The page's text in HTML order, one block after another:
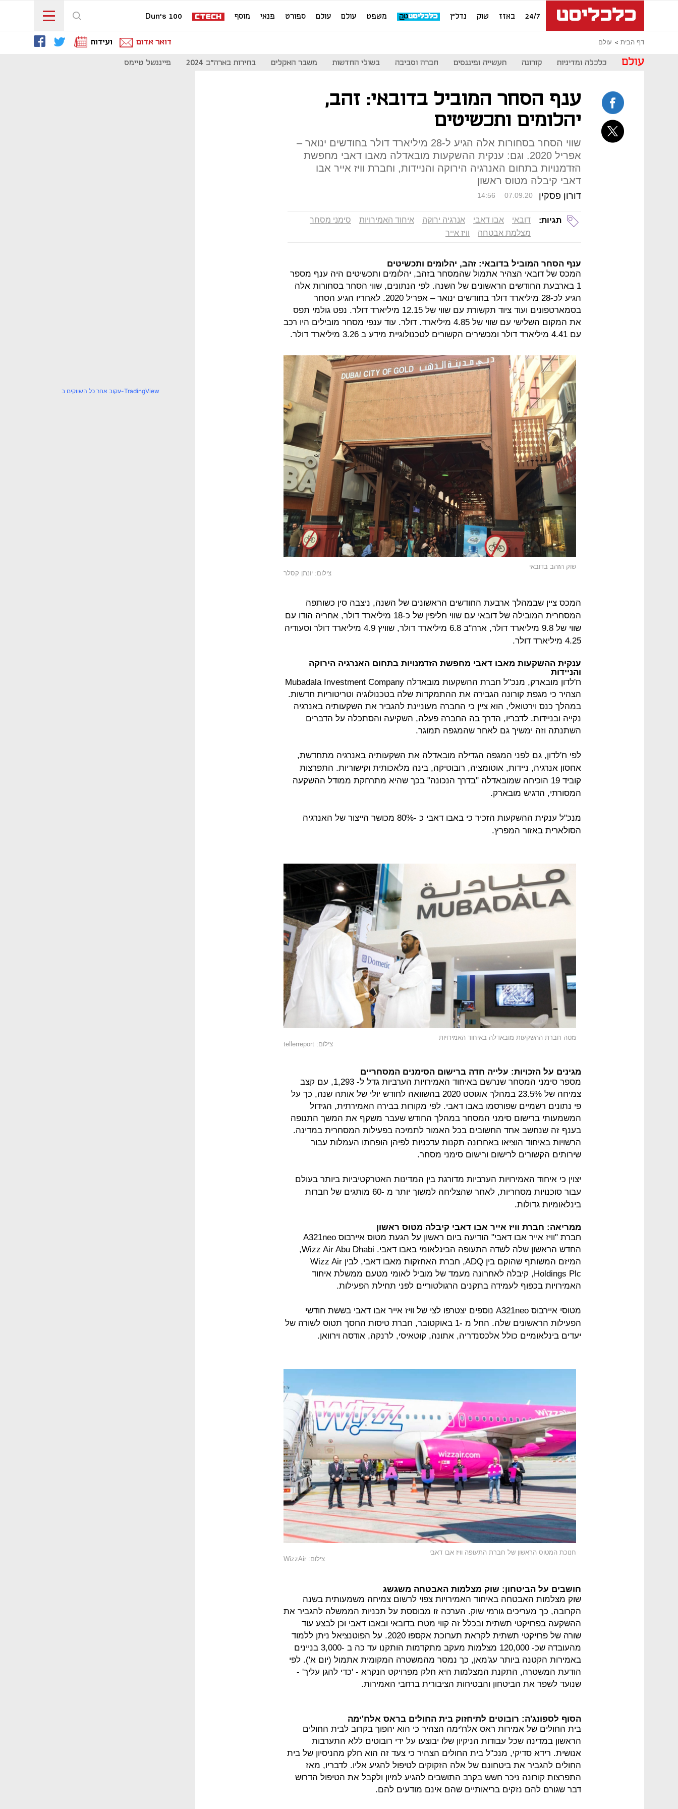
24/7 באזז שוק נדל"ן משפט עולם עולם ספורט פנאי מוסף Dun's 100
דף הבית עולם דואר אדום ועידות
עולם כלכלה ומדיניות קורונה תעשייה ופיננסים חברה וסביבה בשולי החדשות משבר האקלים בחירות בארה"ב 2024 פייננשל טיימס
ענף הסחר המוביל בדובאי: זהב,
יהלומים ותכשיטים
שווי הסחר בסחורות אלה הגיע ל-28 מיליארד דולר בחודשים ינואר –
אפריל 2020. וגם: ענקית ההשקעות מובאדלה מאבו דאבי מחפשת
הזדמנויות בתחום האנרגיה הירוקה והניידות, וחברת וויז אייר אבו
דאבי קיבלה מטוס ראשון
דורון פסקין 14:56 07.09.20
תגיות: דובאי אבו דאבי אנרגיה ירוקה איחוד האמירויות
סימני מסחר
מצלמת אבטחה
וויז אייר
ענף הסחר המוביל בדובאי: זהב, יהלומים ותכשיטים
המכס של דובאי הצהיר אתמול שהמסחר בזהב, יהלומים ותכשיטים היה ענף מספר
1 בארבעת החודשים הראשונים של השנה. לפי הנתונים, שווי הסחר בסחורות אלה
הגיע לכ-28 מיליארד דולר בחודשים ינואר – אפריל 2020. לאחריו הגיע הסחר
בסמארטפונים ועוד ציוד תקשורת עם שווי של 12.15 מיליארד דולר. נפט גולמי תפס
את המקום השלישי עם שווי של 4.85 מיליארד. דולר. עוד ענפי מסחר מובילים היו רכב
עם 4.41 מיליארד דולר ומכשירים הקשורים לטכנולוגיית מידע ב 3.26 מיליארד דולר.
שוק הזהב בדובאי
צילום: יונתן קסלר
המכס ציין שבמהלך ארבעת החודשים הראשונים של השנה, ניצבה סין כשותפה
המסחרית המובילה של דובאי עם שווי חליפין של כ-18 מיליארד דולר, אחריה הודו עם
שווי של 9.8 מיליארד דולר, ארה"ב 6.8 מיליארד דולר, שוויץ 4.9 מיליארד דולר וסעודיה
4.25 מיליארד דולר.
ענקית ההשקעות מאבו דאבי מחפשת הזדמנויות בתחום האנרגיה הירוקה
והניידות
ח'לדון מובארק, מנכ"ל חברת ההשקעות מובאדלה Mubadala Investment Company
הצהיר כי מגפת קורונה הגבירה את ההתמקדות שלה בטכנולוגיה וטריטוריות חדשות.
במהלך כנס וירטואלי, הוא ציין כי החברה מעוניינת להגביר את השקעותיה באנרגיה
נקייה ובניידות. לדבריו, הדרך בה החברה פעלה, השקיעה והסתכלה על הדברים
השתנתה וזה ימשיך גם לאחר שהמגפה תמוגר.
לפי ח'לדון, גם לפני המגפה הגדילה מובאדלה את השקעותיה באנרגיה מתחדשת,
אחסון אנרגיה, ניידות, אוטומציה, רובוטיקה, בינה מלאכותית וקישוריות. התפרצות
קוביד 19 הוכיחה שמובאדלה "בדרך הנכונה" בכך שהיא מתרחקת ממודל ההשקעה
המסורתי, הדגיש מובארק.
מנכ"ל ענקית ההשקעות הזכיר כי באבו דאבי כ -80% מכושר הייצור של האנרגיה
הסולארית באזור המפרץ.
מטה חברת ההשקעות מובאדלה באיחוד האמירויות
צילום: tellerreport
מגינים על הזכויות: עלייה חדה ברישום הסימנים המסחריים
מספר סימני המסחר שנרשם באיחוד האמירויות הערביות גדל ל- 1,293, עם קצב
צמיחה של 23.5% במהלך אוגוסט 2020 בהשוואה לחודש יולי של אותה שנה, כך על
פי נתונים רשמיים שפורסמו באבו דאבי. לפי מקורות בבירה האמירתית, הגידול
המשמעותי ברישום סימני המסחר במהלך החודש שעבר משקף את המשך התנופה
בענף זה שנחשב אחד החשובים בכל האמור לתמיכה בפעילות המסחרית במדינה.
הרשויות באיחוד הוציאו באחרונה תקנות עדכניות לפיהן הופחתו העמלות עבור
שירותים הקשורים לרישום ורישום סימני מסחר.
יצוין כי איחוד האמירויות הערביות מדורגת בין המדינות האטרקטיביות ביותר בעולם
עבור סוכנויות מסחריות, לאחר שהצליחה למשוך יותר מ -60 מותגים של חברות
בינלאומיות גדולות.
ממריאה: חברת וויז אייר אבו דאבי קיבלה מטוס ראשון
חברת "וויז אייר אבו דאבי" הודיעה ביום ראשון על הגעת מטוס איירבוס A321neo
החדש הראשון שלה לשדה התעופה הבינלאומי באבו דאבי. Wizz Air Abu Dhabi,
המיזם המשותף שהוקם בין ADQ, חברת האחזקות מאבו דאבי, לבין Wizz Air
Holdings Plc, קיבלה לאחרונה מעמד של מוביל לאומי מטעם ממשלת איחוד
האמירויות בכפוף לעמידה בתקנים הרגולטוריים לפני תחילת הפעילות.
מטוסי איירבוס A321neo נוספים יצטרפו לצי של וויז אייר אבו דאבי בששת חודשי
הפעילות הראשונים שלה. החל מ -1 באוקטובר, חברת טיסות החסך תטוס לשורה של
יעדים בינלאומיים כולל אלכסנדריה, אתונה, קוטאיסי, לרנקה, אודסה וירוואן.
חנוכת המטוס הראשון של חברת התעופה וויז אבו דאבי
צילום: WizzAir
חושבים על הביטחון: שוק מצלמות האבטחה משגשג
שוק מצלמות האבטחה באיחוד האמירויות צפוי לרשום צמיחה משמעותית בשנה
הקרובה, כך מעריכים גורמי שוק. הערכה זו מבוססת על תכניות הממשלה להגביר את
ההשקעה בפרויקטי תשתית ובכלל זה קווי מטרו בדובאי ובאבו דאבי וכן לבצע עוד
שורה של פרויקטי תשתית לקראת תערוכת אקספו 2020. על הפוטנציאל ניתן ללמוד
מהעובדה שכ- 120,000 מצלמות מעקב מתקדמות הותקנו עד כה ב -3,000 בניינים
באמירות הקטנה ביותר עג'מאן, כך נמסר מהמשטרה המקומית אתמול (יום א'). לפי
הודעת המשטרה, התקנת המצלמות היא חלק מפרויקט הנקרא - 'כדי להגן עליך' -
שנועד לשפר את הביטחון והבטיחות הציבורית ברחבי האמירות.
הסוף לספונג'ה: רובוטים לתיחזוק בית החולים בראס אלח'ימה
בית החולים של אמירות ראס אלח'ימה הצהיר כי הוא יהפוך בקרוב לבית החולים
הראשון במדינה שכל עבודות הניקיון שלו יבוצעו על ידי רובוטים ללא התערבות
אנושית. רידא סדיקי, מנכ"ל בית החולים הצהיר כי צעד זה הוא חלק מהניסיון של בית
החולים להגביר את ביטחונם של אלה הזקוקים לטיפול להגיע אליו. לדבריו, מאז
התפרצות קורונה ניכר חשש בקרב התושבים להגיע למיון ולקבל את הטיפול הדרוש
דבר שגורם להם נזקים בריאותיים שהם אינם מודעים להם.
עקוב אחר כל השווקים ב-TradingView